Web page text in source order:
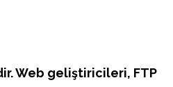
Web geliştiricileri, FTP